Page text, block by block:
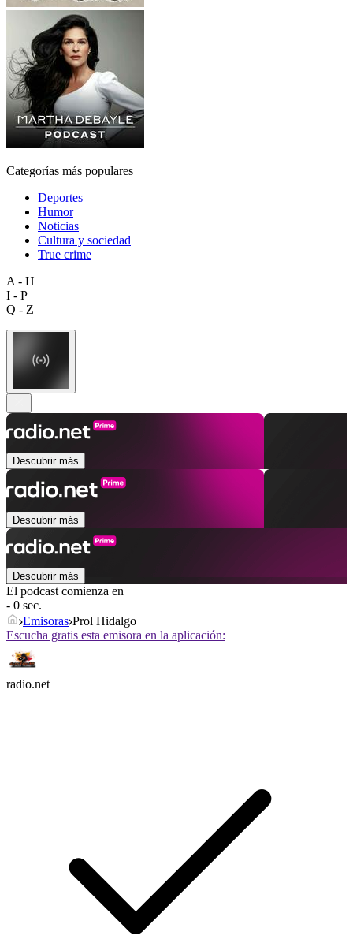
Categorías más populares
Deportes
Humor
Noticias
Cultura y sociedad
True crime
A - H
I - P
Q - Z
Descubrir más
Descubrir más
Descubrir más
El podcast comienza en
- 0 sec.
Emisoras Prol Hidalgo
Escucha gratis esta emisora en la aplicación:
radio.net